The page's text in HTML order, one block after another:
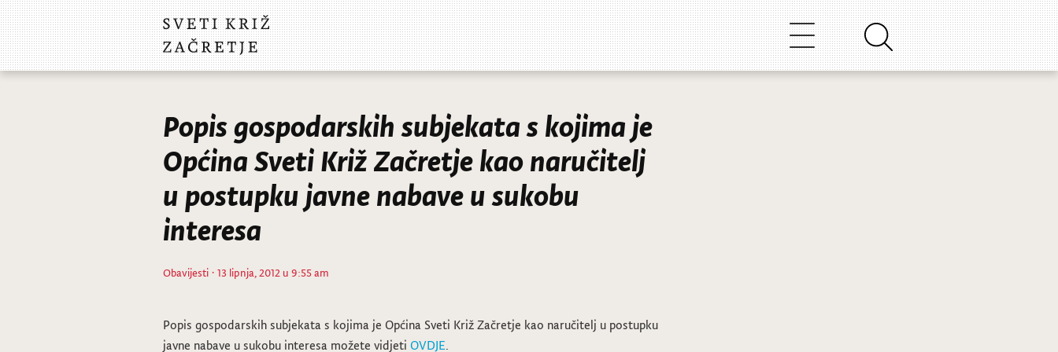
Popis gospodarskih subjekata s kojima je
Općina Sveti Križ Začretje kao naručitelj
u postupku javne nabave u sukobu
interesa
Obavijesti · 13 lipnja, 2012 u 9:55 am
Popis gospodarskih subjekata s kojima je Općina Sveti Križ Začretje kao naručitelj u postupku
javne nabave u sukobu interesa možete vidjeti OVDJE.